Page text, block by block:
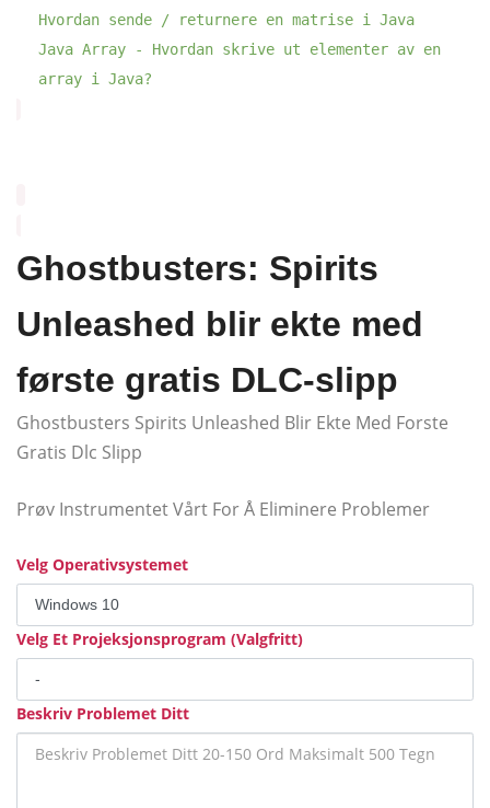
Hvordan sende / returnere en matrise i Java
Java Array - Hvordan skrive ut elementer av en
array i Java?
Ghostbusters: Spirits
Unleashed blir ekte med
første gratis DLC-slipp
Ghostbusters Spirits Unleashed Blir Ekte Med Forste
Gratis Dlc Slipp
Prøv Instrumentet Vårt For Å Eliminere Problemer
Velg Operativsystemet
Velg Et Projeksjonsprogram (Valgfritt)
Beskriv Problemet Ditt